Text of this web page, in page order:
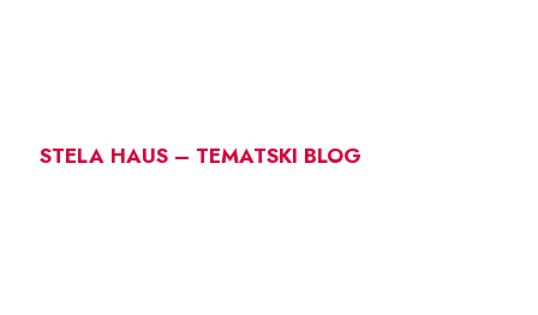
STELA HAUS – TEMATSKI BLOG